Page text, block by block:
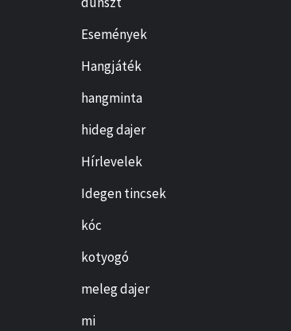
Események
Hangjáték
hangminta
hideg dajer
Hírlevelek
Idegen tincsek
kóc
kotyogó
meleg dajer
mi